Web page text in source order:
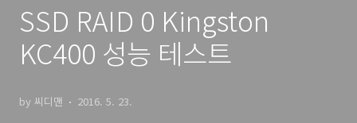
SSD RAID 0 Kingston
KC400 성능 테스트
by 씨디맨 2016. 5. 23.